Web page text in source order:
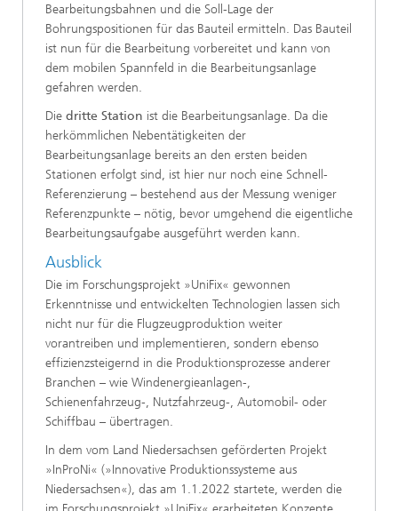
Bearbeitungsbahnen und die Soll-Lage der
Bohrungspositionen für das Bauteil ermitteln. Das Bauteil
ist nun für die Bearbeitung vorbereitet und kann von
dem mobilen Spannfeld in die Bearbeitungsanlage
gefahren werden.
Die dritte Station ist die Bearbeitungsanlage. Da die
herkömmlichen Nebentätigkeiten der
Bearbeitungsanlage bereits an den ersten beiden
Stationen erfolgt sind, ist hier nur noch eine Schnell-
Referenzierung – bestehend aus der Messung weniger
Referenzpunkte – nötig, bevor umgehend die eigentliche
Bearbeitungsaufgabe ausgeführt werden kann.
Ausblick
Die im Forschungsprojekt »UniFix« gewonnen
Erkenntnisse und entwickelten Technologien lassen sich
nicht nur für die Flugzeugproduktion weiter
vorantreiben und implementieren, sondern ebenso
effizienzsteigernd in die Produktionsprozesse anderer
Branchen – wie Windenergieanlagen-,
Schienenfahrzeug-, Nutzfahrzeug-, Automobil- oder
Schiffbau – übertragen.
In dem vom Land Niedersachsen geförderten Projekt
»InProNi« (»Innovative Produktionssysteme aus
Niedersachsen«), das am 1.1.2022 startete, werden die